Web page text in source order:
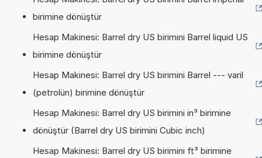
birimine dönüştür
Hesap Makinesi: Barrel dry US birimini Barrel liquid US
birimine dönüştür
Hesap Makinesi: Barrel dry US birimini Barrel --- varil
(petrolün) birimine dönüştür
Hesap Makinesi: Barrel dry US birimini in³ birimine
dönüştür (Barrel dry US birimini Cubic inch)
Hesap Makinesi: Barrel dry US birimini ft³ birimine